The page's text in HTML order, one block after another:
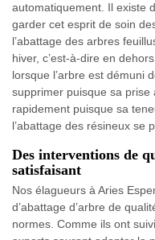
automatiquement. Il existe
garder cet esprit de soin
l’abattage des arbres
hiver, c’est-à-dire en
lorsque l’arbre est démuni
supprimer puisque sa
rapidement puisque sa
l’abattage des résineux se
Des interventions de
satisfaisant
Nos élagueurs à Aries
d’abattage d’arbre de
normes. Comme ils ont